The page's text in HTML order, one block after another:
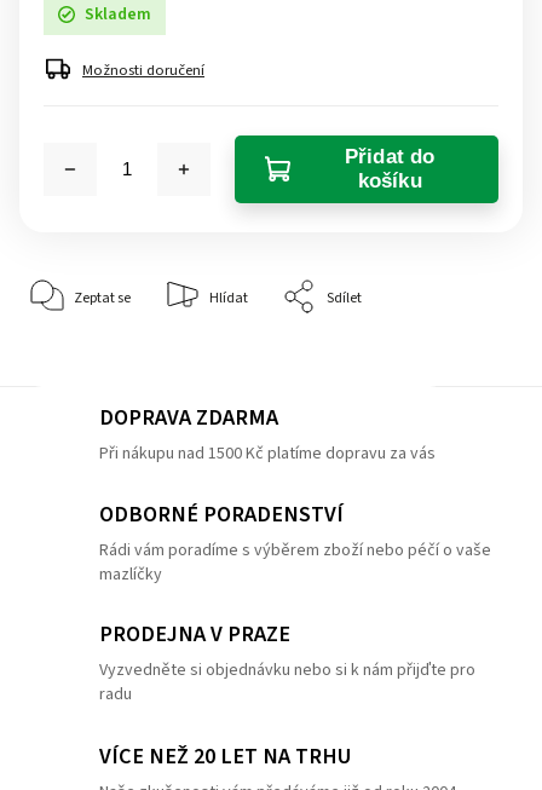
Skladem
Možnosti doručení
Přidat do
košíku
Zeptat se Hlídat Sdílet
DOPRAVA ZDARMA
Při nákupu nad 1500 Kč platíme dopravu za vás
ODBORNÉ PORADENSTVÍ
Rádi vám poradíme s výběrem zboží nebo péčí o vaše
mazlíčky
PRODEJNA V PRAZE
Vyzvedněte si objednávku nebo si k nám přijďte pro
radu
VÍCE NEŽ 20 LET NA TRHU